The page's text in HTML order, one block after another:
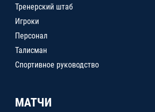
Тренерский штаб
Игроки
Персонал
Талисман
Спортивное руководство
МАТЧИ